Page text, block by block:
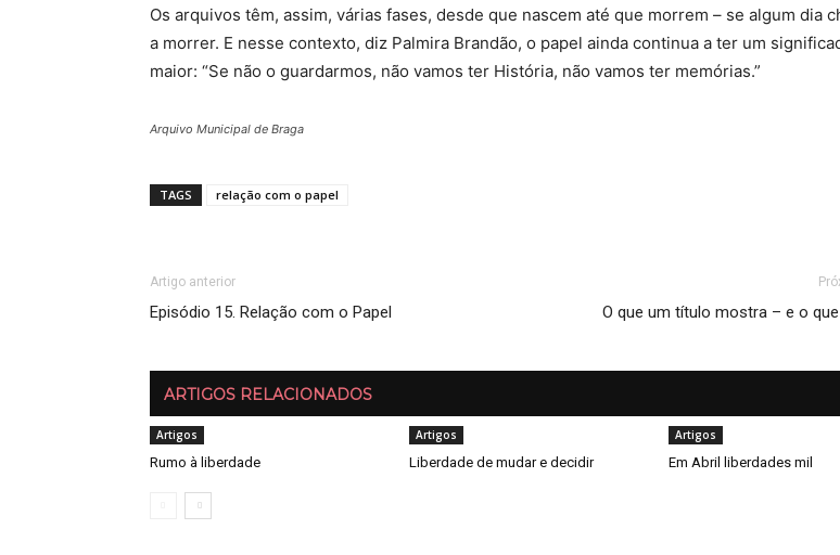
Os arquivos têm, assim, várias fases, desde que nascem até que morrem – se algum dia
a morrer. E nesse contexto, diz Palmira Brandão, o papel ainda continua a ter um
maior: “Se não o guardarmos, não vamos ter História, não vamos ter memórias.”
Arquivo Municipal de Braga
TAGS relação com o papel
Artigo anterior
Episódio 15. Relação com o Papel O que um título mostra – e o
ARTIGOS RELACIONADOS
Artigos
Rumo à liberdade
Artigos
Liberdade de mudar e decidir
Artigos
Em Abril liberdades mil